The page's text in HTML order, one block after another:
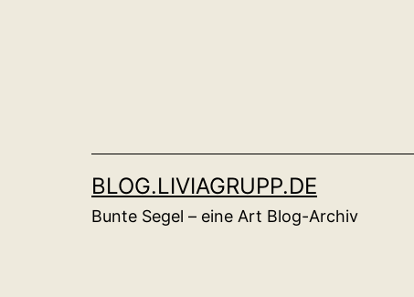
BLOG.LIVIAGRUPP.DE
Bunte Segel – eine Art Blog-Archiv